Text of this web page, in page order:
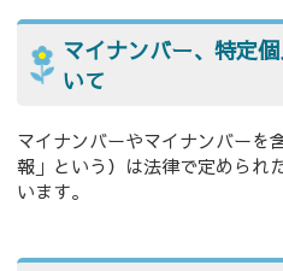
マイナンバー、特定
いて
マイナンバーやマイナンバーを
報」という）は法律で定められ
います。